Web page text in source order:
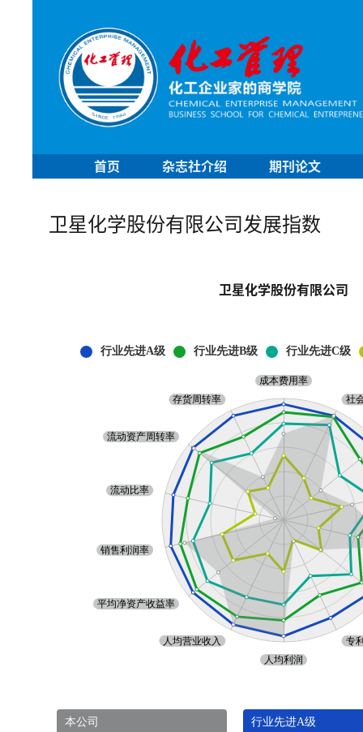
首页 杂志社介绍 期刊论文
卫星化学股份有限公司发展指数
卫星化学股份有限公司
本公司
行业先进A级